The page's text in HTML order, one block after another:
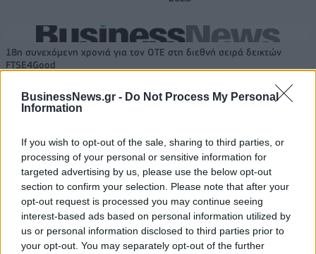
BusinessNews.gr - Do Not Process My Personal
Information
If you wish to opt-out of the sale, sharing to third parties, or
processing of your personal or sensitive information for
targeted advertising by us, please use the below opt-out
section to confirm your selection. Please note that after your
opt-out request is processed you may continue seeing
interest-based ads based on personal information utilized by
us or personal information disclosed to third parties prior to
your opt-out. You may separately opt-out of the further
18η συνεχόμενη χρονιά για τον ΟΤΕ στη διεθνή σειρά δεικτών
FTSE4Good
ΠΕΡΙΣΣΌΤΕΡΑ ΣΕ ΑΥΤΉ ΤΗΝ ΚΑΤΗΓΟΡΊΑ